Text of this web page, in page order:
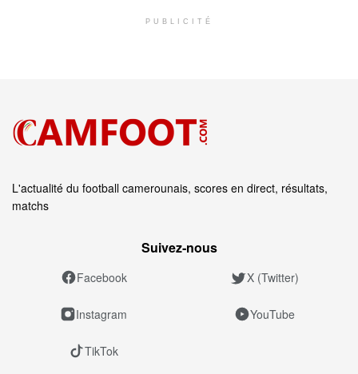
PUBLICITÉ
L'actualité du football camerounais, scores en direct, résultats,
matchs
Suivez‑nous
Facebook X (Twitter)
Instagram YouTube
TikTok